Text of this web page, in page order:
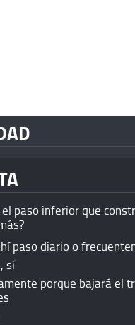
el paso inferior que
paso diario o
sí
porque bajará el